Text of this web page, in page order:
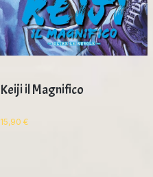
Keiji il Magnifico
15,90 €